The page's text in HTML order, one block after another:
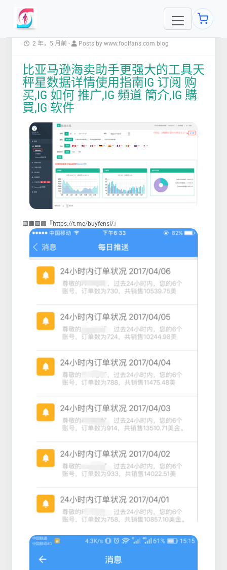
2 年，5 月前 - Posts by www.foolfans.com blog
比亚马逊海卖助手更强大的工具天
秤星数据详情使用指南IG 订阅 购
买,IG 如何 推广,IG 頻道 簡介,IG 購
買,IG 软件
🟨🟧🟩🟦『https://t.me/buyfensi/』